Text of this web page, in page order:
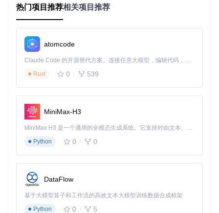
# Windows系统使用: venv\Scripts\activate
# 安装依赖包
💡 专家建议：定期检查工具仓库的安全更新，建议每月执行一
git pull获取最新安全补丁。备份操作应在断网环境下进
账号劫持风险：如何安全配置登录凭证
登录凭证的安全存储直接关系到你的有道云笔记账号安全，错
误的配置方式可能导致账号被盗和数据泄露。
身份验证安全指南
热门项目推荐相关项目推荐
atomcode
Claude Code 的开源替代方案。连接任意大模型，编辑代码，运行命令，自动验证 — 全自动执行。用 Rust 构建，极致性能。 ｜ An open-source alternative to Claude Code. Connect any LLM, edit code, run commands, and verify changes — autonomously. Built in Rust for speed. Get Started
Rust
0 539
MiniMax-H3
MiniMax H3 是一个通用的全模态生成系统。它支持对由文本、图像、视频和音频组成的多模态上下文进行统一理解，并能生成分辨率高达 2K、时长可达 15 秒的带原生立体声音频的视频。得益于面向任务泛化的系统设计，H3 在预训练阶段就已具备广泛的多模态上下文理解与生成能力，能够出色地执行复杂的多模态指令。
Python
0 0
DataFlow
基于大模型算子和工作流的高效文本大模型训练数据合成框架
Python
0 5